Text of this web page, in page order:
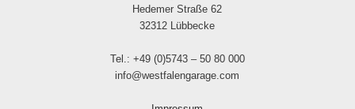
Hedemer Straße 62
32312 Lübbecke
Tel.: +49 (0)5743 – 50 80 000
info@westfalengarage.com